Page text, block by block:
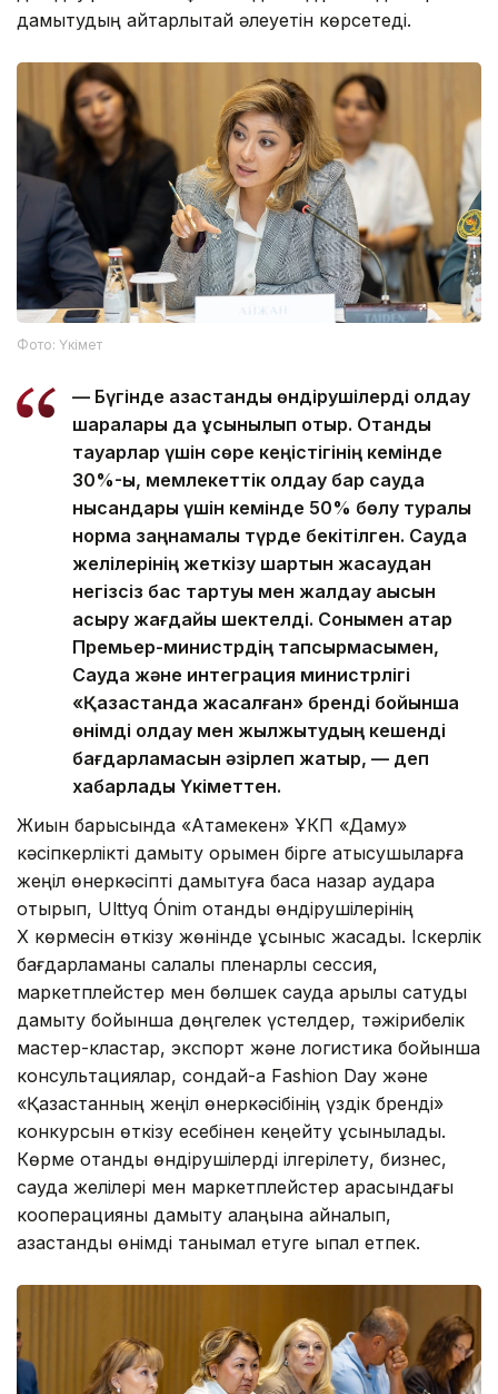
дамытудың айтарлықтай әлеуетін көрсетеді.
Фото: Үкімет
— Бүгінде қазақстандық өндірушілерді қолдау
шаралары да ұсынылып отыр. Отандық
тауарлар үшін сөре кеңістігінің кемінде
30%-ы, мемлекеттік қолдау бар сауда
нысандары үшін кемінде 50% бөлу туралы
норма заңнамалық түрде бекітілген. Сауда
желілерінің жеткізу шартын жасаудан
негізсіз бас тартуы мен жалдау ақысын
асыру жағдайы шектелді. Сонымен қатар
Премьер-министрдің тапсырмасымен,
Сауда және интеграция министрлігі
«Қазақстанда жасалған» бренді бойынша
өнімді қолдау мен жылжытудың кешенді
бағдарламасын әзірлеп жатыр, — деп
хабарлады Үкіметтен.
Жиын барысында «Атамекен» ҰКП «Даму»
кәсіпкерлікті дамыту қорымен бірге қатысушыларға
жеңіл өнеркәсіпті дамытуға баса назар аудара
отырып, Ulttyq Ónim отандық өндірушілерінің
X көрмесін өткізу жөнінде ұсыныс жасады. Іскерлік
бағдарламаны салалық пленарлық сессия,
маркетплейстер мен бөлшек сауда арқылы сатуды
дамыту бойынша дөңгелек үстелдер, тәжірибелік
мастер-кластар, экспорт және логистика бойынша
консультациялар, сондай-ақ Fashion Day және
«Қазақстанның жеңіл өнеркәсібінің үздік бренді»
конкурсын өткізу есебінен кеңейту ұсынылады.
Көрме отандық өндірушілерді ілгерілету, бизнес,
сауда желілері мен маркетплейстер арасындағы
кооперацияны дамыту алаңына айналып,
қазақстандық өнімді танымал етуге ықпал етпек.